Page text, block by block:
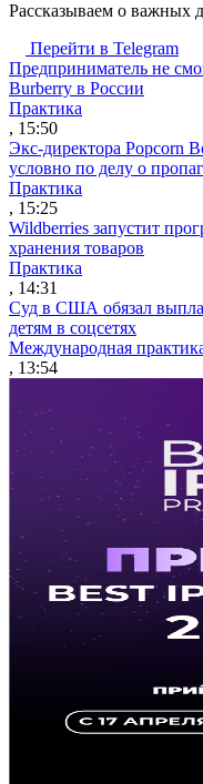
Рассказываем о важных
Перейти в Telegram
Предприниматель не
Burberry в России
Практика
, 15:50
Экс-директора Popcorn
условно по делу о
Практика
, 15:25
Wildberries запустит
хранения товаров
Практика
, 14:31
Суд в США обязал
детям в соцсетях
Международная
, 13:54